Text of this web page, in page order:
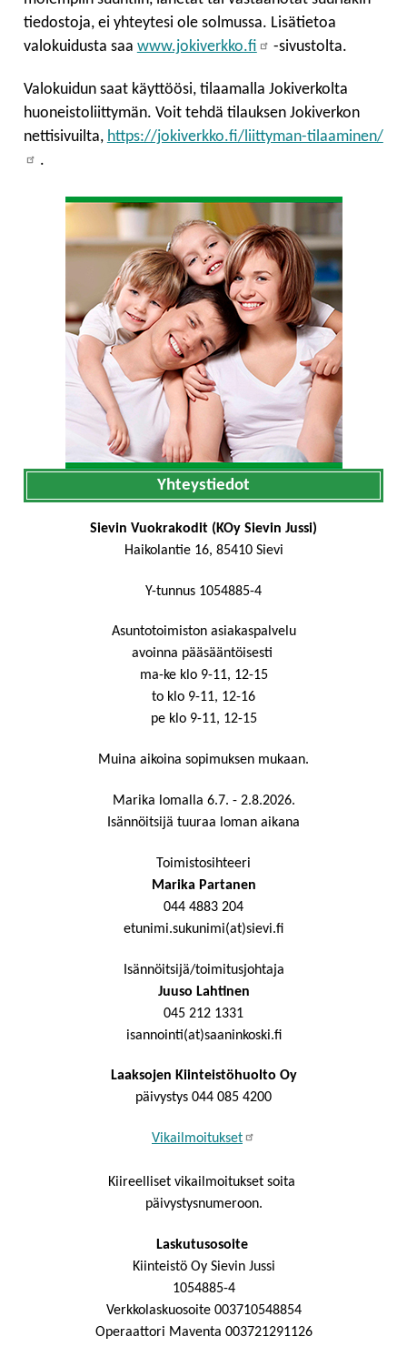
tiedostoja, ei yhteytesi ole solmussa. Lisätietoa
valokuidusta saa www.jokiverkko.fi -sivustolta.
Valokuidun saat käyttöösi, tilaamalla Jokiverkolta
huoneistoliittymän. Voit tehdä tilauksen Jokiverkon
nettisivuilta, https://jokiverkko.fi/liittyman-tilaaminen/
.
Yhteystiedot
Sievin Vuokrakodit (KOy Sievin Jussi)
Haikolantie 16, 85410 Sievi
Y-tunnus 1054885-4
Asuntotoimiston asiakaspalvelu
avoinna pääsääntöisesti
ma-ke klo 9-11, 12-15
to klo 9-11, 12-16
pe klo 9-11, 12-15
Muina aikoina sopimuksen mukaan.
Marika lomalla 6.7. - 2.8.2026.
Isännöitsijä tuuraa loman aikana
Toimistosihteeri
Marika Partanen
044 4883 204
etunimi.sukunimi(at)sievi.fi
Isännöitsijä/toimitusjohtaja
Juuso Lahtinen
045 212 1331
isannointi(at)saaninkoski.fi
Laaksojen Kiinteistöhuolto Oy
päivystys 044 085 4200
Vikailmoitukset
Kiireelliset vikailmoitukset soita
päivystysnumeroon.
Laskutusosoite
Kiinteistö Oy Sievin Jussi
1054885-4
Verkkolaskuosoite 003710548854
Operaattori Maventa 003721291126